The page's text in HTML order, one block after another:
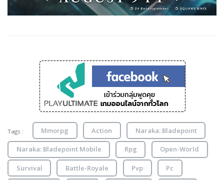
Tags : Mmorpg Action Naraka: Bladepoint
Naraka: Bladepoint Mobile Rpg Open-World
Survival Battle-Royale Pvp Pc